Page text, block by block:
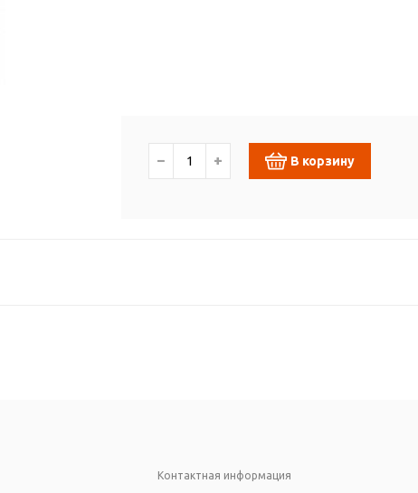
− + В корзину
Контактная информация